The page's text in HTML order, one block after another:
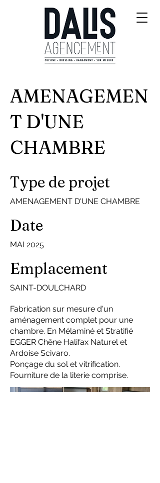
AMENAGEMEN
T D'UNE
CHAMBRE
Type de projet
AMENAGEMENT D'UNE CHAMBRE
Date
MAI 2025
Emplacement
SAINT-DOULCHARD
Fabrication sur mesure d'un
aménagement complet pour une
chambre. En Mélaminé et Stratifié
EGGER Chêne Halifax Naturel et
Ardoise Scivaro.
Ponçage du sol et vitrification.
Fourniture de la literie comprise.